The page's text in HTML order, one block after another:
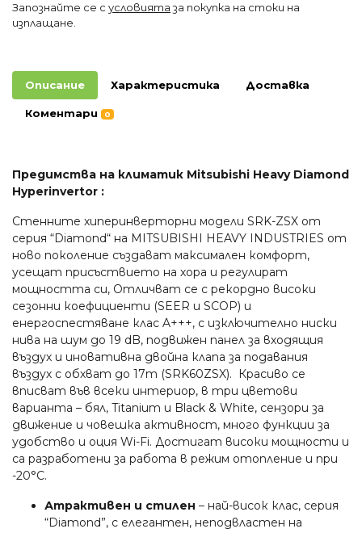
Запознайте се с условията за покупка на стоки на
изплащане.
Описание Характеристика Доставка
Коментари 0
Предимства на климатик Mitsubishi Heavy Diamond
Hyperinvertor :
Стенните хиперинверторни модели SRK-ZSX от
серия “Diamond“ на MITSUBISHI HEAVY INDUSTRIES от
ново поколение създават максимален комфорт,
усещат присъствието на хора и регулират
мощността си, Отличват се с рекордно високи
сезонни коефициенти (SEER и SCOP) и
енергоспестяване клас A+++, с изключително ниски
нива на шум до 19 dB, подвижен панел за входящия
въздух и иновативна двойна клапа за подавания
въздух с обхват до 17m (SRK60ZSX). Красиво се
вписват във всеки интериор, в три цветови
варианта – бял, Titanium и Black & White, сензори за
движение и човешка активност, много функции за
удобство и оция Wi-Fi. Достигат високи мощности и
са разработени за работа в режим отопление и при
-20°C.
Атрактивен и стилен – най-висок клас, серия
“Diamond”, с елегантен, неподвластен на